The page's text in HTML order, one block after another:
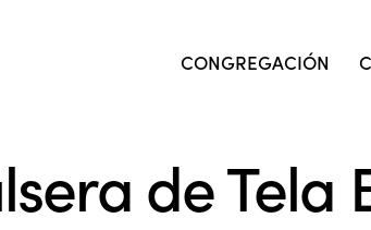
CONGREGACIÓN
de